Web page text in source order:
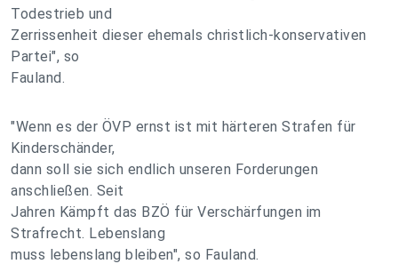
Todestrieb und
Zerrissenheit dieser ehemals christlich-konservativen
Partei", so
Fauland.
"Wenn es der ÖVP ernst ist mit härteren Strafen für
Kinderschänder,
dann soll sie sich endlich unseren Forderungen
anschließen. Seit
Jahren Kämpft das BZÖ für Verschärfungen im
Strafrecht. Lebenslang
muss lebenslang bleiben", so Fauland.